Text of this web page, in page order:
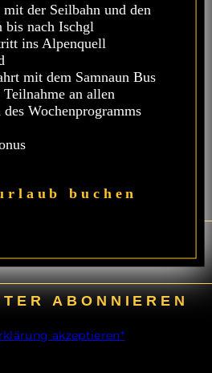
für
der „Alles inklusive“
15.06.2026 -
gültig ist.
ABONNIEREN
akzeptieren*
der Seilbahn und den
bis nach Ischgl
ins Alpenquell
mit dem Samnaun Bus
an allen
Wochenprogramms
buchen